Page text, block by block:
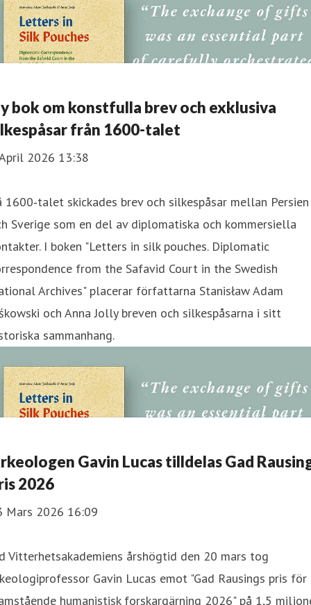
bok om konstfulla brev och exklusiva
från 1600-talet
2026 13:38
1600‑talet skickades brev och silkespåsar mellan Persien
Sverige som en del av diplomatiska och kommersiella
I boken "Letters in silk pouches. Diplomatic
from the Safavid Court in the Swedish
Archives" placerar författarna Stanisław Adam
och Anna Jolly breven och silkespåsarna i sitt
sammanhang.
Gavin Lucas tilldelas Gad
2026
Mars 2026 16:09
Vitterhetsakademiens årshögtid den 20 mars tog
Gavin Lucas emot "Gad Rausings pris för
humanistisk forskargärning 2026" på 1,5